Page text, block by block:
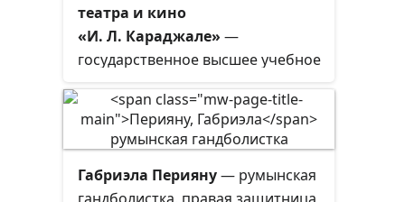
театра и кино
«И. Л. Караджале» —
государственное высшее учебное
Бухаресте, один из самых
популярных университетов
Румынии, который готовит
специалистов театрального и
Габриэла Перияну— румынская